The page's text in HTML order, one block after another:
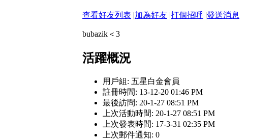
查看好友列表 |加為好友 |打個招呼 |發送消息
bubazik＜3
活躍概況
用戶組: 五星白金會員
註冊時間: 13-12-20 01:46 PM
最後訪問: 20-1-27 08:51 PM
上次活動時間: 20-1-27 08:51 PM
上次發表時間: 17-3-31 02:35 PM
上次郵件通知: 0